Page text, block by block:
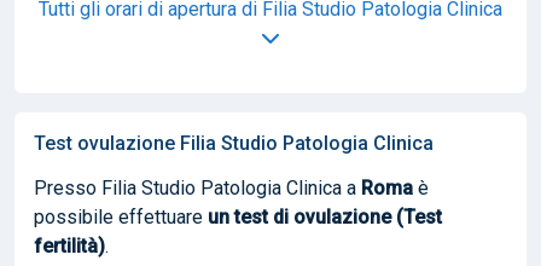
Tutti gli orari di apertura di Filia Studio Patologia Clinica
Test ovulazione Filia Studio Patologia Clinica
Presso Filia Studio Patologia Clinica a Roma è
possibile effettuare un test di ovulazione (Test
fertilità).